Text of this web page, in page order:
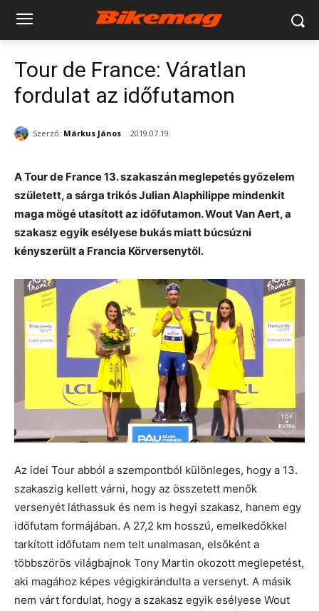
Tour de France: Váratlan
fordulat az időfutamon
Szerző: Márkus János 2019.07.19.
A Tour de France 13. szakaszán meglepetés győzelem
született, a sárga trikós Julian Alaphilippe mindenkit
maga mögé utasított az időfutamon. Wout Van Aert, a
szakasz egyik esélyese bukás miatt búcsúzni
kényszerült a Francia Körversenytől.
Az idei Tour abból a szempontból különleges, hogy a 13.
szakaszig kellett várni, hogy az összetett menők
versenyét láthassuk és nem is hegyi szakasz, hanem egy
időfutam formájában. A 27,2 km hosszú, emelkedőkkel
tarkított időfutam nem telt unalmasan, elsőként a
többszörös világbajnok Tony Martin okozott meglepetést,
aki magához képes végigkirándulta a versenyt. A másik
nem várt fordulat, hogy a szakasz egyik esélyese Wout